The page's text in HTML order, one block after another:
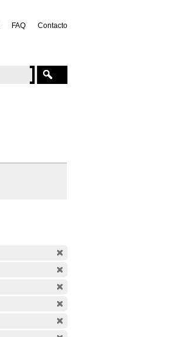
FAQ Contacto